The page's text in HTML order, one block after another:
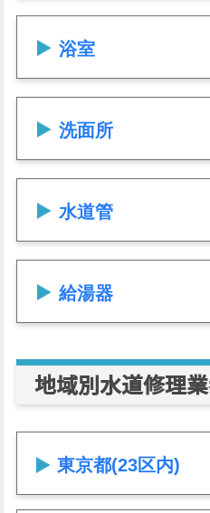
浴室
洗面所
水道管
給湯器
地域別水道修理業
東京都(23区内)